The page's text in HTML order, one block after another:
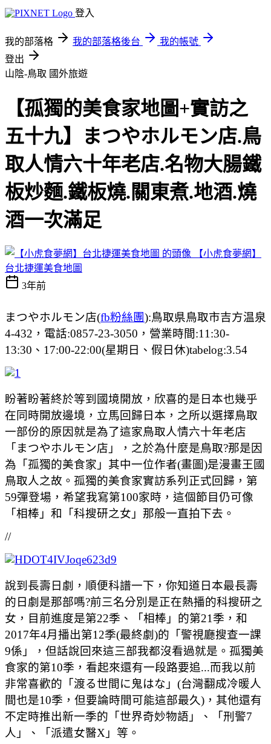
登入
我的部落格 我的部落格後台
我的帳號
登出
山陰-鳥取 國外旅遊
【孤獨的美食家地圖+實訪之
五十九】まつやホルモン店.鳥
取人情六十年老店.名物大腸鐵
板炒麵.鐵板燒.關東煮.地酒.燒
酒一次滿足
【小虎食夢網】
台北捷運美食地圖
3年前
まつやホルモン店(fb粉絲團):鳥取県鳥取市吉方温泉
4-432，電話:0857-23-3050，營業時間:11:30-
13:30、17:00-22:00(星期日、假日休)tabelog:3.54
盼著盼著終於等到國境開放，欣喜的是日本也幾乎
在同時開放邊境，立馬回歸日本，之所以選擇鳥取
一部份的原因就是為了這家鳥取人情六十年老店
「まつやホルモン店」，之於為什麼是鳥取?那是因
為「孤獨的美食家」其中一位作者(畫圖)是漫畫王國
鳥取人之故。孤獨的美食家實訪系列正式回歸，第
59彈登場，希望我寫第100家時，這個節目仍可像
「相棒」和「科搜研之女」那般一直拍下去。
//
說到長壽日劇，順便科譜一下，你知道日本最長壽
的日劇是那部嗎?前三名分別是正在熱播的科搜研之
女，目前進度是第22季、
「相棒」的第21季，和
2017年4月播出第12季(最終劇)的「警視廳搜查一課
9係」，但話說回來這三部我都沒看過就是。孤獨美
食家的第10季，看起來還有一段路要追...而我以前
非常喜歡的「渡る世間に鬼はな」(台灣翻成冷暖人
間也是10季，但要論時間可能這部最久)，其他還有
不定時推出新一季的「世界奇妙物語」、「刑警7
人」、「派遣女醫X」等。